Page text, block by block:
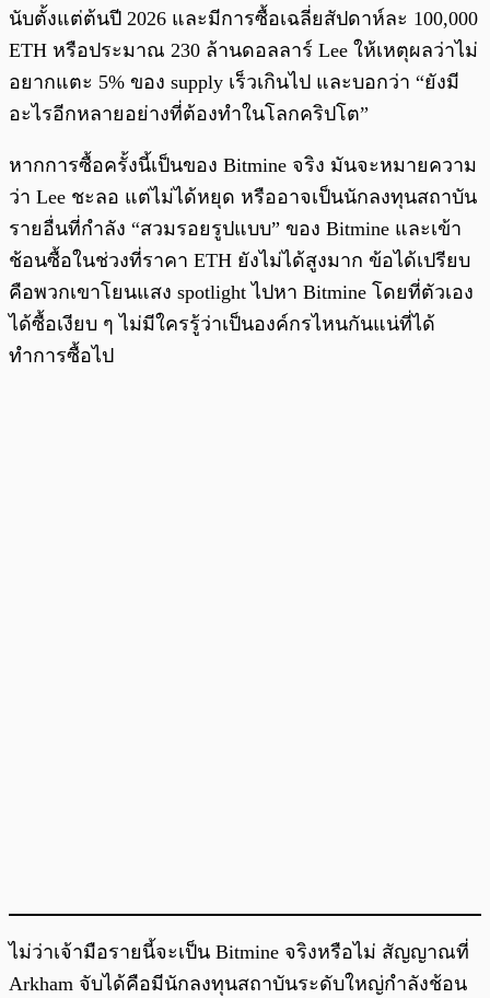
นับตั้งแต่ต้นปี 2026 และมีการซื้อเฉลี่ยสัปดาห์ละ 100,000
ETH หรือประมาณ 230 ล้านดอลลาร์ Lee ให้เหตุผลว่าไม่
อยากแตะ 5% ของ supply เร็วเกินไป และบอกว่า “ยังมี
อะไรอีกหลายอย่างที่ต้องทำในโลกคริปโต”
หากการซื้อครั้งนี้เป็นของ Bitmine จริง มันจะหมายความ
ว่า Lee ชะลอ แต่ไม่ได้หยุด หรืออาจเป็นนักลงทุนสถาบัน
รายอื่นที่กำลัง “สวมรอยรูปแบบ” ของ Bitmine และเข้า
ช้อนซื้อในช่วงที่ราคา ETH ยังไม่ได้สูงมาก ข้อได้เปรียบ
คือพวกเขาโยนแสง spotlight ไปหา Bitmine โดยที่ตัวเอง
ได้ซื้อเงียบ ๆ ไม่มีใครรู้ว่าเป็นองค์กรไหนกันแน่ที่ได้
ทำการซื้อไป
ไม่ว่าเจ้ามือรายนี้จะเป็น Bitmine จริงหรือไม่ สัญญาณที่
Arkham จับได้คือมีนักลงทุนสถาบันระดับใหญ่กำลังช้อน